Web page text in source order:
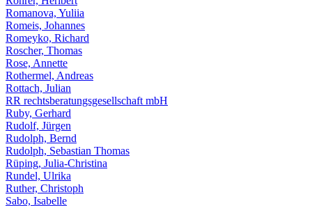
Romanova, Yuliia
Romeis, Johannes
Romeyko, Richard
Roscher, Thomas
Rose, Annette
Rothermel, Andreas
Rottach, Julian
RR rechtsberatungsgesellschaft mbH
Ruby, Gerhard
Rudolf, Jürgen
Rudolph, Bernd
Rudolph, Sebastian Thomas
Rüping, Julia-Christina
Rundel, Ulrika
Ruther, Christoph
Sabo, Isabelle